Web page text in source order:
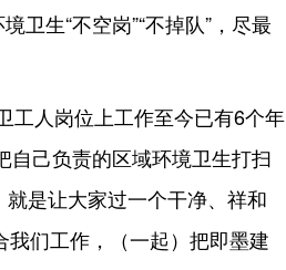
卫生“不空岗”“不掉队”，尽最
工人岗位上工作至今已有6个年
自己负责的区域环境卫生打扫
是让大家过一个干净、祥和
我们工作，（一起）把即墨建